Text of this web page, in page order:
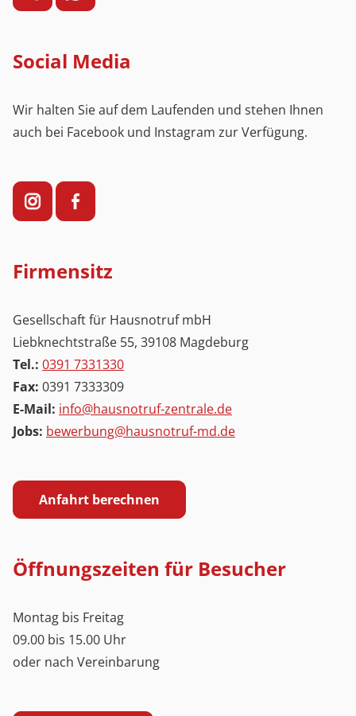
Social Media
Wir halten Sie auf dem Laufenden und stehen Ihnen
auch bei Facebook und Instagram zur Verfügung.
Firmensitz
Gesellschaft für Hausnotruf mbH
Liebknechtstraße 55, 39108 Magdeburg
Tel.: 0391 7331330
Fax: 0391 7333309
E-Mail: info@hausnotruf-zentrale.de
Jobs: bewerbung@hausnotruf-md.de
Anfahrt berechnen
Öffnungszeiten für Besucher
Montag bis Freitag
09.00 bis 15.00 Uhr
oder nach Vereinbarung